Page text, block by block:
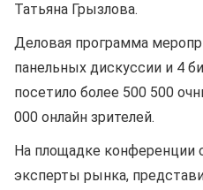
Татьяна Грызлова.
Деловая программа
панельных дискуссии и 4
посетило более 500 500
000 онлайн зрителей.
На площадке конференции
эксперты рынка,